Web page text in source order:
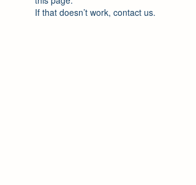
If that doesn’t work, contact us.